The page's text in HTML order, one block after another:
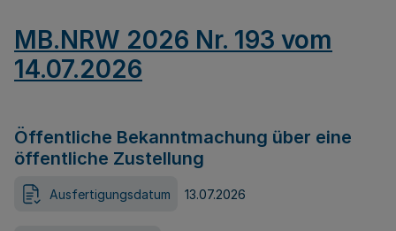
MB.NRW 2026 Nr. 193 vom
14.07.2026
Öffentliche Bekanntmachung über eine
öffentliche Zustellung
Ausfertigungsdatum 13.07.2026